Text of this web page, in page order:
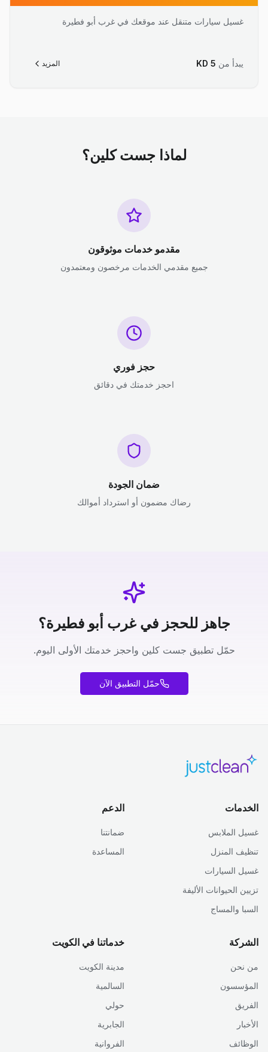
غسيل سيارات متنقل عند موقعك في غرب أبو فطيرة
يبدأ من KD 5 المزيد
لماذا جست كلين؟
مقدمو خدمات موثوقون
جميع مقدمي الخدمات مرخصون ومعتمدون
حجز فوري
احجز خدمتك في دقائق
ضمان الجودة
رضاك مضمون أو استرداد أموالك
جاهز للحجز في غرب أبو فطيرة؟
حمّل تطبيق جست كلين واحجز خدمتك الأولى اليوم.
حمّل التطبيق الآن
الخدمات
غسيل الملابس
تنظيف المنزل
غسيل السيارات
تزيين الحيوانات الأليفة
السبا والمساج
الدعم
ضمانتنا
المساعدة
الشركة
من نحن
المؤسسون
الفريق
الأخبار
الوظائف
خدماتنا في الكويت
مدينة الكويت
السالمية
حولي
الجابرية
الفروانية